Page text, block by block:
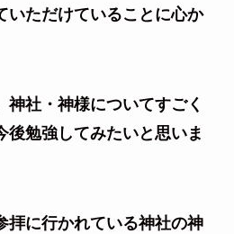
いただけていることに心か
神社・神様についてすごく
後勉強してみたいと思いま
拝に行かれている神社の神